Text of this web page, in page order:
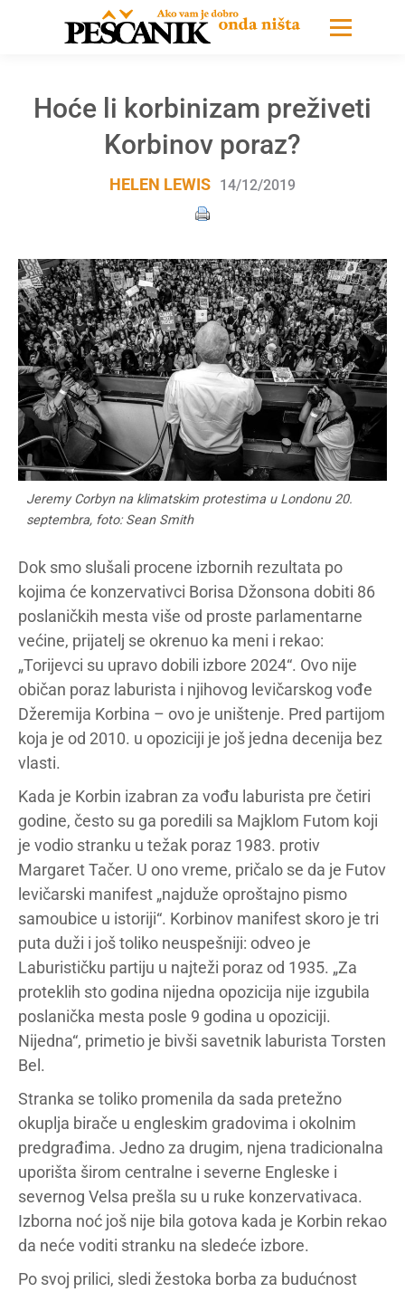
Hoće li korbinizam preživeti
Korbinov poraz?
HELEN LEWIS 14/12/2019
Jeremy Corbyn na klimatskim protestima u Londonu 20.
septembra, foto: Sean Smith
Dok smo slušali procene izbornih rezultata po
kojima će konzervativci Borisa Džonsona dobiti 86
poslaničkih mesta više od proste parlamentarne
većine, prijatelj se okrenuo ka meni i rekao:
„Torijevci su upravo dobili izbore 2024“. Ovo nije
običan poraz laburista i njihovog levičarskog vođe
Džeremija Korbina – ovo je uništenje. Pred partijom
koja je od 2010. u opoziciji je još jedna decenija bez
vlasti.
Kada je Korbin izabran za vođu laburista pre četiri
godine, često su ga poredili sa Majklom Futom koji
je vodio stranku u težak poraz 1983. protiv
Margaret Tačer. U ono vreme, pričalo se da je Futov
levičarski manifest „najduže oproštajno pismo
samoubice u istoriji“. Korbinov manifest skoro je tri
puta duži i još toliko neuspešniji: odveo je
Laburističku partiju u najteži poraz od 1935. „Za
proteklih sto godina nijedna opozicija nije izgubila
poslanička mesta posle 9 godina u opoziciji.
Nijedna“, primetio je bivši savetnik laburista Torsten
Bel.
Stranka se toliko promenila da sada pretežno
okuplja birače u engleskim gradovima i okolnim
predgrađima. Jedno za drugim, njena tradicionalna
uporišta širom centralne i severne Engleske i
severnog Velsa prešla su u ruke konzervativaca.
Izborna noć još nije bila gotova kada je Korbin rekao
da neće voditi stranku na sledeće izbore.
Po svoj prilici, sledi žestoka borba za budućnost